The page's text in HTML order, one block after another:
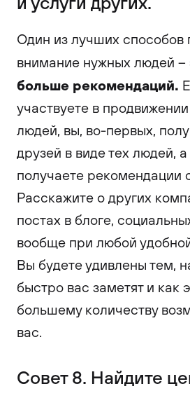
Один из лучших способов
внимание нужных людей –
больше рекомендаций.
участвуете в
людей, вы, во-первых,
друзей в виде тех людей,
получаете рекомендации
Расскажите о других
постах в блоге,
вообще при любой
Вы будете удивлены тем,
быстро вас заметят и как
большему количеству
вас.
Совет 8. Найдите